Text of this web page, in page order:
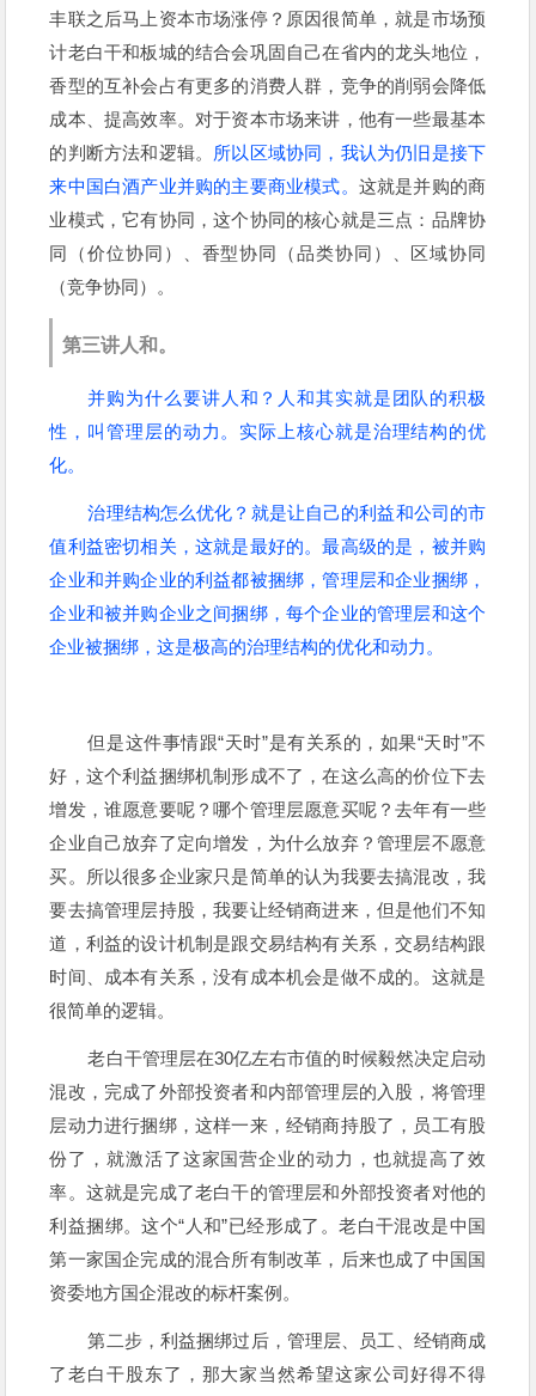
丰联之后马上资本市场涨停？原因很简单，就是市场预
计老白干和板城的结合会巩固自己在省内的龙头地位，
香型的互补会占有更多的消费人群，竞争的削弱会降低
成本、提高效率。对于资本市场来讲，他有一些最基本
的判断方法和逻辑。
所以区域协同，我认为仍旧是接下
来中国白酒产业并购的主要商业模式。 这就是并购的商
业模式，它有协同，这个协同的核心就是三点：品牌协
同（价位协同）、香型协同（品类协同）、区域协同
（竞争协同）。
第三讲人和。
并购为什么要讲人和？人和其实就是团队的积极
性，叫管理层的动力。实际上核心就是治理结构的优
化。
治理结构怎么优化？就是让自己的利益和公司的市
值利益密切相关，这就是最好的。最高级的是，被并购
企业和并购企业的利益都被捆绑，管理层和企业捆绑，
企业和被并购企业之间捆绑，每个企业的管理层和这个
企业被捆绑，这是极高的治理结构的优化和动力。
但是这件事情跟“天时”是有关系的，如果“天时”不
好，这个利益捆绑机制形成不了，在这么高的价位下去
增发，谁愿意要呢？哪个管理层愿意买呢？去年有一些
企业自己放弃了定向增发，为什么放弃？管理层不愿意
买。所以很多企业家只是简单的认为我要去搞混改，我
要去搞管理层持股，我要让经销商进来，但是他们不知
道，利益的设计机制是跟交易结构有关系，交易结构跟
时间、成本有关系，没有成本机会是做不成的。这就是
很简单的逻辑。
老白干管理层在30亿左右市值的时候毅然决定启动
混改，完成了外部投资者和内部管理层的入股，将管理
层动力进行捆绑，这样一来，经销商持股了，员工有股
份了，就激活了这家国营企业的动力，也就提高了效
率。这就是完成了老白干的管理层和外部投资者对他的
利益捆绑。这个“人和”已经形成了。老白干混改是中国
第一家国企完成的混合所有制改革，后来也成了中国国
资委地方国企混改的标杆案例。
第二步，利益捆绑过后，管理层、员工、经销商成
了老白干股东了，那大家当然希望这家公司好得不得